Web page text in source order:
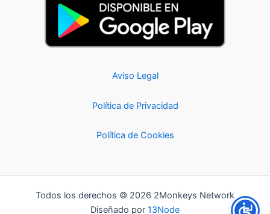
Aviso Legal
Política de Privacidad
Política de Cookies
Todos los derechos © 2026 2Monkeys Network
Diseñado por 13Node